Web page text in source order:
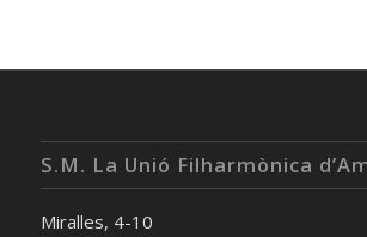
S.M. La Unió Filharmònica
Miralles, 4-10